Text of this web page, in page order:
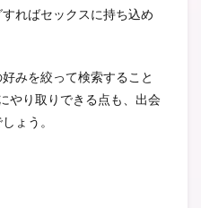
ればセックスに持ち込め
みを絞って検索すること
やり取りできる点も、出会
ょう。